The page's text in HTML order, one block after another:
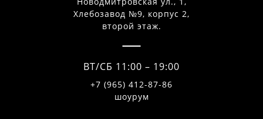
Хлебозавод №9, корпус 2,
второй этаж.
ВТ/СБ 11:00 – 19:00
+7 (965) 412-87-86
шоурум